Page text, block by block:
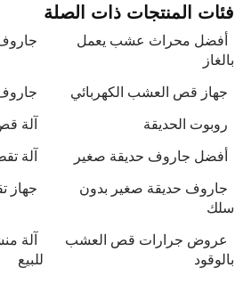
فئات المنتجات ذات الصلة
أفضل محراث عشب يعمل
بالغاز
جهاز قص العشب الكهربائي
روبوت الحديقة
آلة
أفضل جاروف حديقة صغير
آلة
جاروف حديقة صغير بدون
سلك
جهاز
عروض جرارات قص العشب
بالوقود
آلة
للبيع